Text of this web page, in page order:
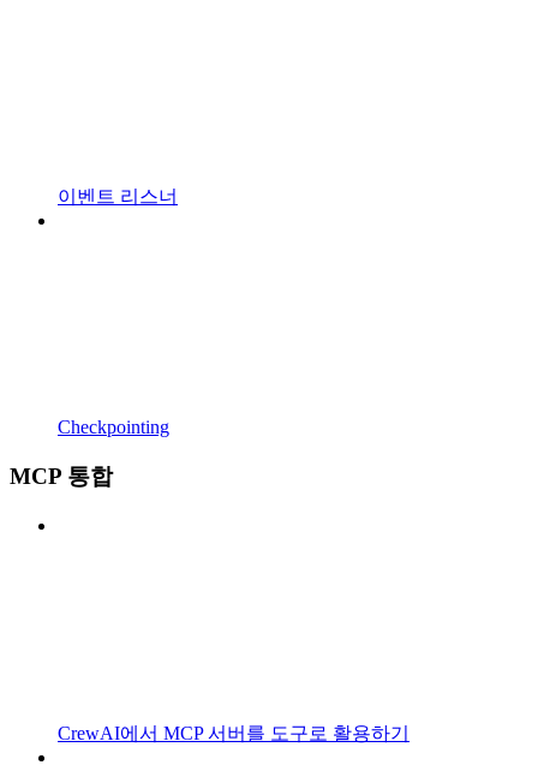
이벤트 리스너
Checkpointing
MCP 통합
CrewAI에서 MCP 서버를 도구로 활용하기